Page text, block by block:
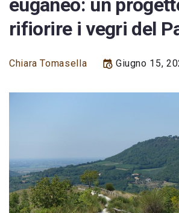
euganeo: un
rifiorire i vegri del
Chiara Tomasella Giugno 15,